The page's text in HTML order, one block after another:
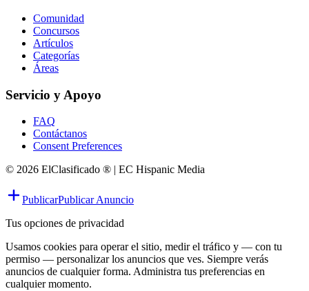
Comunidad
Concursos
Artículos
Categorías
Áreas
Servicio y Apoyo
FAQ
Contáctanos
Consent Preferences
© 2026 ElClasificado ® | EC Hispanic Media
PublicarPublicar Anuncio
Tus opciones de privacidad
Usamos cookies para operar el sitio, medir el tráfico y — con tu
permiso — personalizar los anuncios que ves. Siempre verás
anuncios de cualquier forma. Administra tus preferencias en
cualquier momento.